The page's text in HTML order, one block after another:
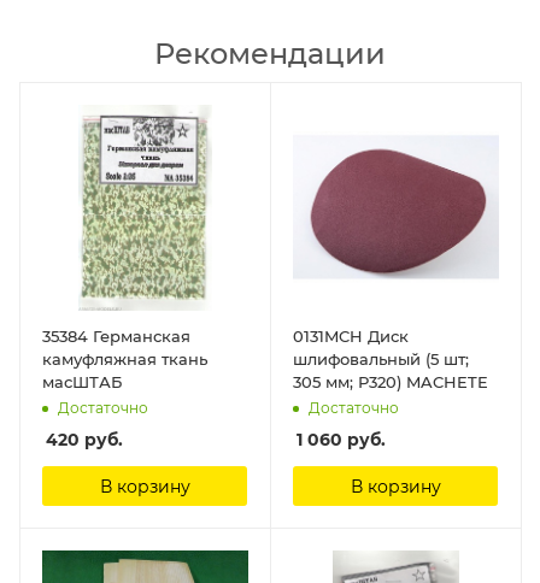
Рекомендации
35384 Германская
камуфляжная ткань
масШТАБ
Достаточно
420 руб.
В корзину
0131MCH Диск
шлифовальный (5 шт;
305 мм; Р320) MACHETE
Достаточно
1 060 руб.
В корзину